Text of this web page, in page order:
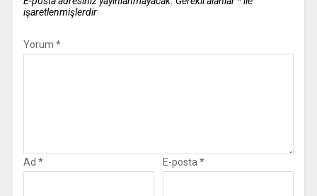
işaretlenmişlerdir
Yorum *
Ad * E-posta *